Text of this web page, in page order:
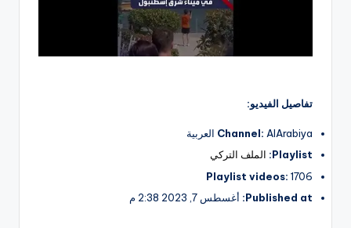
تفاصيل الفيديو:
Channel: AlArabiya العربية
Playlist: الملف التركي
Playlist videos: 1706
Published at: أغسطس 7, 2023 2:38 م